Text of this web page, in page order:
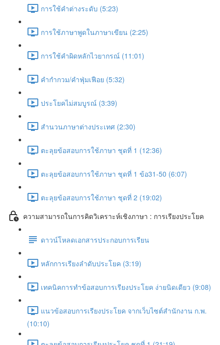
การใช้คำต่างระดับ (5:23)
การใช้ภาษาพูดในภาษาเขียน (2:25)
การใช้คำผิดหลักไวยากรณ์ (11:01)
คำกำกวม/คำฟุ่มเฟือย (5:32)
ประโยคไม่สมบูรณ์ (3:39)
สำนวนภาษาต่างประเทศ (2:30)
ตะลุยข้อสอบการใช้ภาษา ชุดที่ 1 (12:36)
ตะลุยข้อสอบการใช้ภาษา ชุดที่ 1 ข้อ31-50 (6:07)
ตะลุยข้อสอบการใช้ภาษา ชุดที่ 2 (19:02)
ความสามารถในการคิดวิเคราะห์เชิงภาษา : การเรียงประโยค
ดาวน์โหลดเอกสารประกอบการเรียน
หลักการเรียงลำดับประโยค (3:19)
เทคนิคการทำข้อสอบการเรียงประโยค ง่ายนิดเดียว (9:08)
แนวข้อสอบการเรียงประโยค จากเว็บไซต์สำนักงาน ก.พ.
(10:10)